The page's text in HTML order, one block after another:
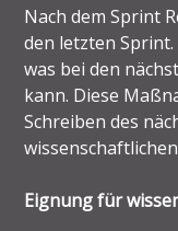
Nach dem Sprint
den letzten
was bei den
kann. Diese
Schreiben des
Eignung für